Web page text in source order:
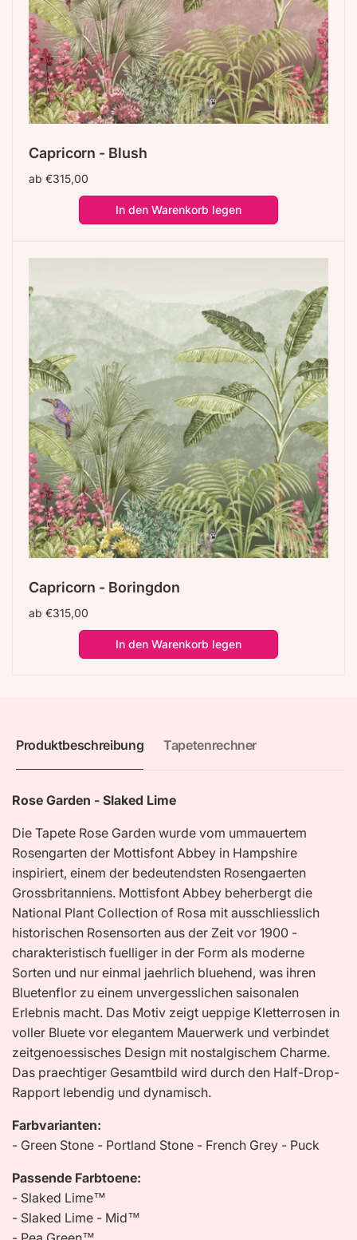
Capricorn - Blush
Normaler
ab €315,00
In den Warenkorb legen
Capricorn - Boringdon
Normaler
ab €315,00
In den Warenkorb legen
Produktbeschreibung Tapetenrechner
Rose Garden - Slaked Lime
Die Tapete Rose Garden wurde vom ummauertem
Rosengarten der Mottisfont Abbey in Hampshire
inspiriert, einem der bedeutendsten Rosengaerten
Grossbritanniens. Mottisfont Abbey beherbergt die
National Plant Collection of Rosa mit ausschliesslich
historischen Rosensorten aus der Zeit vor 1900 -
charakteristisch fuelliger in der Form als moderne
Sorten und nur einmal jaehrlich bluehend, was ihren
Bluetenflor zu einem unvergesslichen saisonalen
Erlebnis macht. Das Motiv zeigt ueppige Kletterrosen in
voller Bluete vor elegantem Mauerwerk und verbindet
zeitgenoessisches Design mit nostalgischem Charme.
Das praechtiger Gesamtbild wird durch den Half-Drop-
Rapport lebendig und dynamisch.
Farbvarianten:
- Green Stone - Portland Stone - French Grey - Puck
Passende Farbtoene:
- Slaked Lime™
- Slaked Lime - Mid™